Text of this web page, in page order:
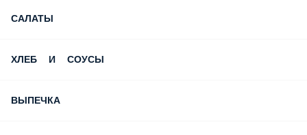
САЛАТЫ
ХЛЕБ И СОУСЫ
ВЫПЕЧКА